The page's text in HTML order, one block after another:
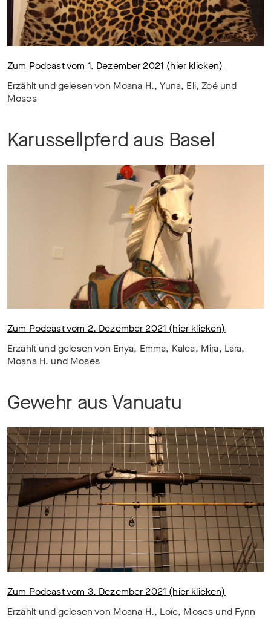
Zum Podcast vom 1. Dezember 2021 (hier klicken)
Erzählt und gelesen von Moana H., Yuna, Eli, Zoé und
Moses
Karussellpferd aus Basel
Zum Podcast vom 2. Dezember 2021 (hier klicken)
Erzählt und gelesen von Enya, Emma, Kalea, Mira, Lara,
Moana H. und Moses
Gewehr aus Vanuatu
Zum Podcast vom 3. Dezember 2021 (hier klicken)
Erzählt und gelesen von Moana H., Loïc, Moses und Fynn